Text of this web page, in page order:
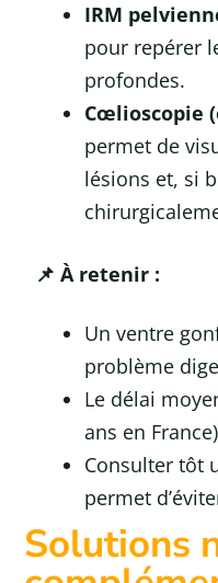
IRM
pour repérer
profondes.
Cœlioscopie
permet de
lésions et, si
📌 À retenir :
Un ventre
problème
Le délai
ans en
Consulter tôt
permet
Solutions